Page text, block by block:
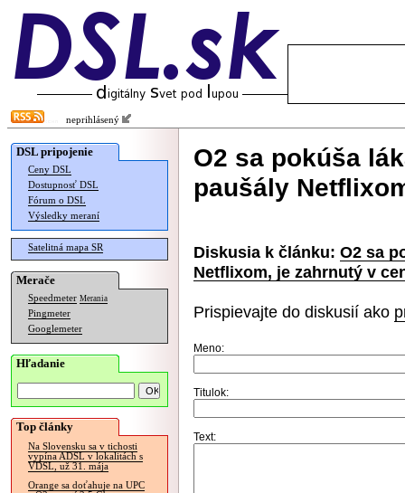
neprihlásený
DSL pripojenie
Ceny DSL
Dostupnosť DSL
Fórum o DSL
Výsledky meraní
Satelitná mapa SR
Merače
Speedmeter Merania
Pingmeter
Googlemeter
Hľadanie
Top články
Na Slovensku sa v tichosti
vypína ADSL v lokalitách s
VDSL, už 31. mája
Orange sa doťahuje na UPC
O2 sa pokúša
paušály
Diskusia k článku: O2 sa
Netflixom, je zahrnutý v
Prispievajte do diskusií ako
Meno:
Titulok:
Text: